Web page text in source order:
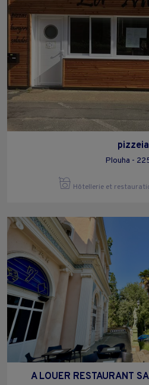
pizzeia
Plouha -
Hôtellerie et
A LOUER RESTAURANT